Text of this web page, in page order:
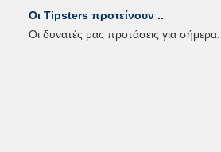
Οι Tipsters προτείνουν ..
Οι δυνατές μας προτάσεις για σήμερα...